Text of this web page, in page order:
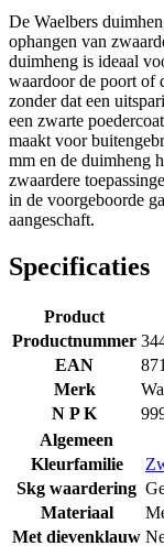
De Waelbers
ophangen van
duimheng is ideaal
waardoor de poort of
zonder dat een
een zwarte
maakt voor
mm en de duimheng
zwaardere
in de voorgeboorde
aangeschaft.
Specificaties
Product
Productnummer
EAN
Merk
N P K
Algemeen
Kleurfamilie
Skg waardering
Materiaal
Met dievenklauw